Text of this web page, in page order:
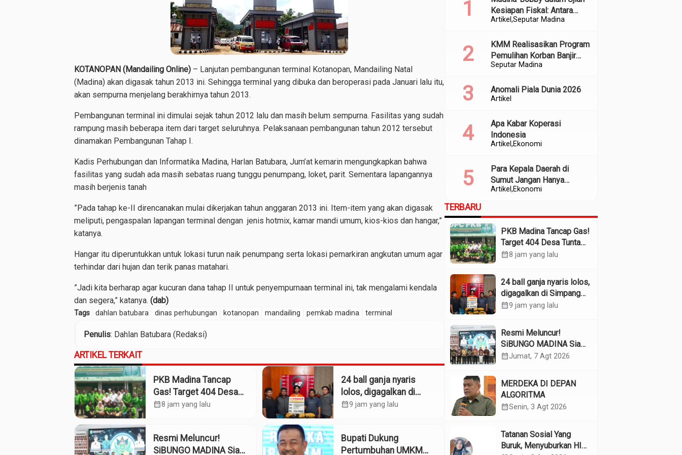
KOTANOPAN (Mandailing Online) – Lanjutan pembangunan terminal Kotanopan, Mandailing Natal
(Madina) akan digasak tahun 2013 ini. Sehingga terminal yang dibuka dan beroperasi pada Januari lalu itu,
akan sempurna menjelang berakhirnya tahun 2013.
Pembangunan terminal ini dimulai sejak tahun 2012 lalu dan masih belum sempurna. Fasilitas yang sudah
rampung masih beberapa item dari target seluruhnya. Pelaksanaan pembangunan tahun 2012 tersebut
dinamakan Pembangunan Tahap I.
Kadis Perhubungan dan Informatika Madina, Harlan Batubara, Jum’at kemarin mengungkapkan bahwa
fasilitas yang sudah ada masih sebatas ruang tunggu penumpang, loket, parit. Sementara lapangannya
masih berjenis tanah
”Pada tahap ke-II direncanakan mulai dikerjakan tahun anggaran 2013 ini. Item-item yang akan digasak
meliputi, pengaspalan lapangan terminal dengan jenis hotmix, kamar mandi umum, kios-kios dan hangar,”
katanya.
Hangar itu diperuntukkan untuk lokasi turun naik penumpang serta lokasi pemarkiran angkutan umum agar
terhindar dari hujan dan terik panas matahari.
”Jadi kita berharap agar kucuran dana tahap II untuk penyempurnaan terminal ini, tak mengalami kendala
dan segera,” katanya. (dab)
Tags dahlan batubara dinas perhubungan kotanopan mandailing pemkab madina terminal
Penulis: Dahlan Batubara (Redaksi)
ARTIKEL TERKAIT
PKB Madina Tancap
Gas! Target 404 Desa
Tuntas Desember,
calendar_month8 jam yang lalu
24 ball ganja nyaris
lolos, digagalkan di
Simpang Empat
calendar_month9 jam yang lalu
Resmi Meluncur!
SiBUNGO MADINA Siap
Bupati Dukung
Pertumbuhan UMKM
Artikel Seputar Madina
Kesiapan Fiskal: Antara
Kedekatan Politik dan
Seputar Madina
KMM Realisasikan Program
Pemulihan Korban Banjir
dan Longsor di Kabupaten
Artikel
Anomali Piala Dunia 2026
Artikel Ekonomi
Apa Kabar Koperasi
Indonesia
Artikel Ekonomi
Para Kepala Daerah di
Sumut Jangan Hanya
Meratapi Minimnya Transfer
TERBARU
PKB Madina Tancap Gas!
Target 404 Desa Tuntas
Desember, “Pengurus
calendar_month8 jam yang lalu
24 ball ganja nyaris lolos,
digagalkan di Simpang
Empat Panyabungan
calendar_month9 jam yang lalu
Resmi Meluncur!
SiBUNGO MADINA Siap
Optimalkan Pendapatan
calendar_monthJumat, 7 Agt 2026
MERDEKA DI DEPAN
ALGORITMA
calendar_monthSenin, 3 Agt 2026
Tatanan Sosial Yang
Buruk, Menyuburkan HIV